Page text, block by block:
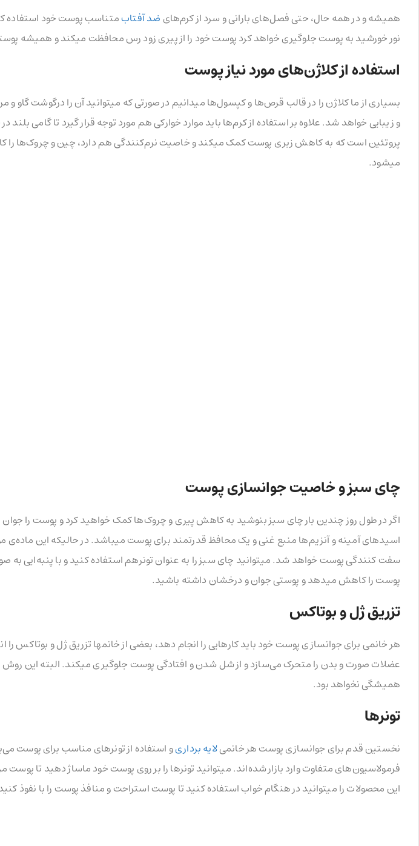
همیشه و در همه حال، حتی فصل‌های بارانی و سرد از کرم‌های ضد آفتابمتناسب پوست خود استفاده
نور خورشید به پوست جلوگیری خواهد کرد پوست خود را از پیری زود رس محافظت میکند و همیشه
استفاده از کلاژن‌های مورد نیاز پوست
بسیاری از ما کلاژن را در قالب قرص‌ها و کپسول‌ها میدانیم در صورتی که میتوانید آن را درگوشت گاو
و زیبایی خواهد شد. علاوه بر استفاده از کرم‌ها باید موارد خوارکی هم مورد توجه قرار گیرد تا گامی
پروتئین است که به کاهش زبری پوست کمک میکند و خاصیت نرم‌کنندگی هم دارد، چین و چروک‌ها
میشود.
چای سبز و خاصیت جوانسازی پوست
اگر در طول روز چندین بار چای سبز بنوشید به کاهش پیری و چروک‌ها کمک خواهید کرد و پوست را جوان
اسیدهای آمینه و آنزیم‌ها منبع غنی و یک محافظ قدرتمند برای پوست میباشد. در حالیکه این ماده‌ی
سفت کنندگی پوست خواهد شد. میتوانید چای سبز را به عنوان تونرهم استفاده کنید و با پنبه‌ایی به
پوست را کاهش میدهد و پوستی جوان و درخشان داشته باشید.
تزریق ژل و بوتاکس
هر خانمی برای جوانسازی پوست خود باید کارهایی را انجام دهد، بعضی از خانمها تزریق ژل و بوتاکس
عضلات صورت و بدن را متحرک می‌سازد و از شل شدن و افتادگی پوست جلوگیری میکند. البته این روش
همیشگی نخواهد بود.
تونرها
نخستین قدم برای جوانسازی پوست هر خانمیلایه برداریو استفاده از تونرهای مناسب برای پوست
فرمولاسیون‌های متفاوت وارد بازار شده‌اند. میتوانید تونرها را بر روی پوست خود ماساژ دهید تا
این محصولات را میتوانید در هنگام خواب استفاده کنید تا پوست استراحت و منافذ پوست را با نفوذ